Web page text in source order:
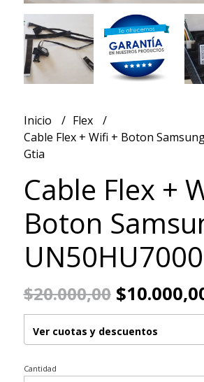
Inicio
Flex
Cable Flex + Wifi + Boton
Gtia
Cable Flex +
Boton
$20.000,00
Ver cuotas y descuentos
Cantidad